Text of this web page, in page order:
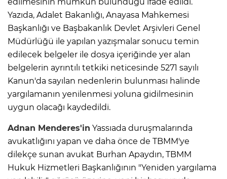
Yazıda, Adalet Bakanlığı, Anayasa Mahkemesi
Başkanlığı ve Başbakanlık Devlet Arşivleri Genel
Müdürlüğü ile yapılan yazışmalar sonucu temin
edilecek belgeler ile dosya içeriğinde yer alan
belgelerin ayrıntılı tetkiki neticesinde 5271 sayılı
Kanun'da sayılan nedenlerin bulunması halinde
yargılamanın yenilenmesi yoluna gidilmesinin
uygun olacağı kaydedildi.
Adnan Menderes'in Yassıada duruşmalarında
avukatlığını yapan ve daha önce de TBMM'ye
dilekçe sunan avukat Burhan Apaydın, TBMM
Hukuk Hizmetleri Başkanlığının "Yeniden yargılama